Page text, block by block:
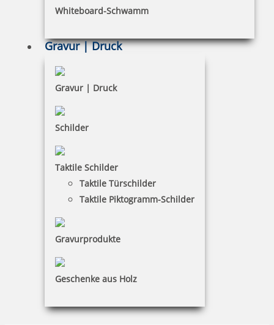
Whiteboard-Schwamm
Gravur | Druck
Gravur | Druck
Schilder
Taktile Schilder
Taktile Türschilder
Taktile Piktogramm-Schilder
Gravurprodukte
Geschenke aus Holz
Widerruf
Barrierefreiheit
Vertrag widerrufen
Mein Konto
KONTAKT
büroPARTNERteam GmbH
Stefan Kisch
+49 (0)6124-723790